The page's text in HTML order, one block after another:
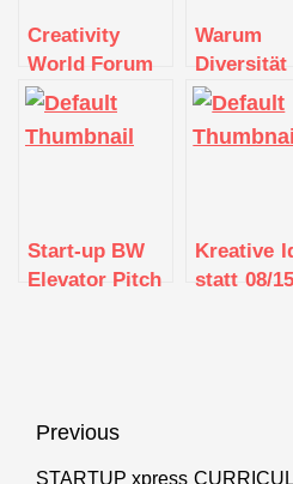
Creativity
World Forum
2022
Warum
Diversität
Tech-
nach vorne
bringt −
Impulse
mehr
Start-up BW
Elevator Pitch
Next ins
Kreative
statt 08/
Beitragsnavigation
Previous
Previous
STARTUP xpress